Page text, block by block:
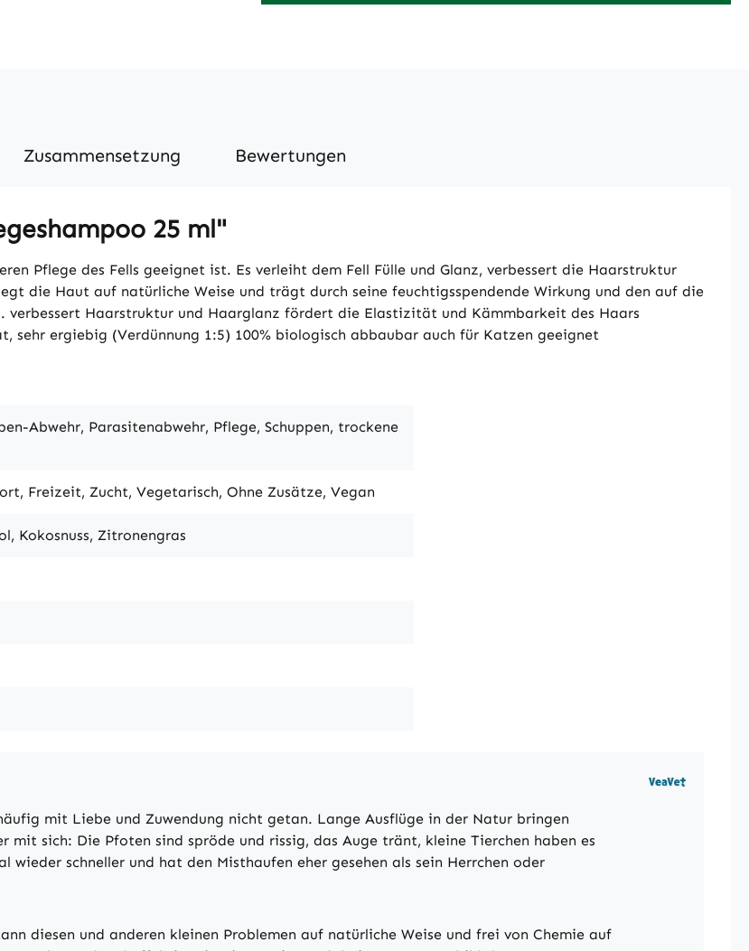
Zusammensetzung Bewertungen
25 ml"
Pflege des Fells geeignet ist. Es verleiht dem Fell Fülle und Glanz, verbessert die Haarstruktur
die Haut auf natürliche Weise und trägt durch seine feuchtigsspendende Wirkung und den auf die
Haarstruktur und Haarglanz fördert die Elastizität und Kämmbarkeit des Haars
sehr ergiebig (Verdünnung 1:5) 100% biologisch abbaubar auch für Katzen geeignet
Abwehr, Parasitenabwehr, Pflege, Schuppen, trockene
Freizeit, Zucht, Vegetarisch, Ohne Zusätze, Vegan
Kokosnuss, Zitronengras
mit Liebe und Zuwendung nicht getan. Lange Ausflüge in der Natur bringen
mit sich: Die Pfoten sind spröde und rissig, das Auge tränt, kleine Tierchen haben es
schneller und hat den Misthaufen eher gesehen als sein Herrchen oder
diesen und anderen kleinen Problemen auf natürliche Weise und frei von Chemie auf